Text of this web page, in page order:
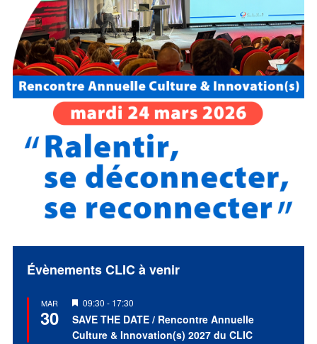
Évènements CLIC à venir
MAR
30
Mis
en
avant
09:30 - 17:30
SAVE THE DATE / Rencontre Annuelle
Culture & Innovation(s) 2027 du CLIC